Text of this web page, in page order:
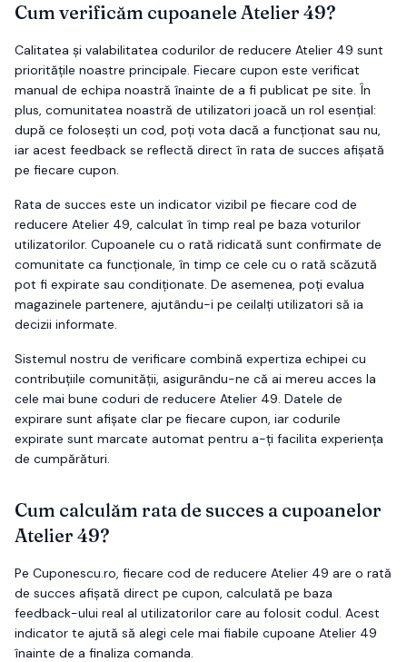
Cum verificăm cupoanele Atelier 49?
Calitatea și valabilitatea codurilor de reducere Atelier 49 sunt
prioritățile noastre principale. Fiecare cupon este verificat
manual de echipa noastră înainte de a fi publicat pe site. În
plus, comunitatea noastră de utilizatori joacă un rol esențial:
după ce folosești un cod, poți vota dacă a funcționat sau nu,
iar acest feedback se reflectă direct în rata de succes afișată
pe fiecare cupon.
Rata de succes este un indicator vizibil pe fiecare cod de
reducere Atelier 49, calculat în timp real pe baza voturilor
utilizatorilor. Cupoanele cu o rată ridicată sunt confirmate de
comunitate ca funcționale, în timp ce cele cu o rată scăzută
pot fi expirate sau condiționate. De asemenea, poți evalua
magazinele partenere, ajutându-i pe ceilalți utilizatori să ia
decizii informate.
Sistemul nostru de verificare combină expertiza echipei cu
contribuțiile comunității, asigurându-ne că ai mereu acces la
cele mai bune coduri de reducere Atelier 49. Datele de
expirare sunt afișate clar pe fiecare cupon, iar codurile
expirate sunt marcate automat pentru a-ți facilita experiența
de cumpărături.
Cum calculăm rata de succes a cupoanelor
Atelier 49?
Pe Cuponescu.ro, fiecare cod de reducere Atelier 49 are o rată
de succes afișată direct pe cupon, calculată pe baza
feedback-ului real al utilizatorilor care au folosit codul. Acest
indicator te ajută să alegi cele mai fiabile cupoane Atelier 49
înainte de a finaliza comanda.